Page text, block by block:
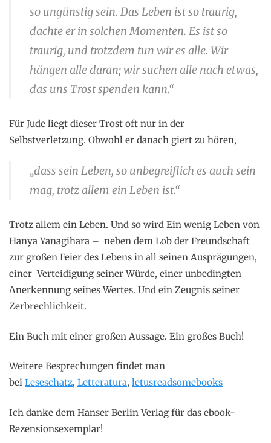
so ungünstig sein. Das Leben ist so traurig,
dachte er in solchen Momenten. Es ist so
traurig, und trotzdem tun wir es alle. Wir
hängen alle daran; wir suchen alle nach etwas,
das uns Trost spenden kann.“
Für Jude liegt dieser Trost oft nur in der
Selbstverletzung. Obwohl er danach giert zu hören,
„dass sein Leben, so unbegreiflich es auch sein
mag, trotz allem ein Leben ist.“
Trotz allem ein Leben. Und so wird Ein wenig Leben von
Hanya Yanagihara – neben dem Lob der Freundschaft
zur großen Feier des Lebens in all seinen Ausprägungen,
einer Verteidigung seiner Würde, einer unbedingten
Anerkennung seines Wertes. Und ein Zeugnis seiner
Zerbrechlichkeit.
Ein Buch mit einer großen Aussage. Ein großes Buch!
Weitere Besprechungen findet man
bei Leseschatz, Letteratura, letusreadsomebooks
Ich danke dem Hanser Berlin Verlag für das ebook-
Rezensionsexemplar!